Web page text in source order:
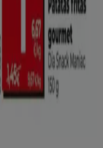
United Kingdom México
France
United States
Perú
Polska Norge
Singapore South Africa